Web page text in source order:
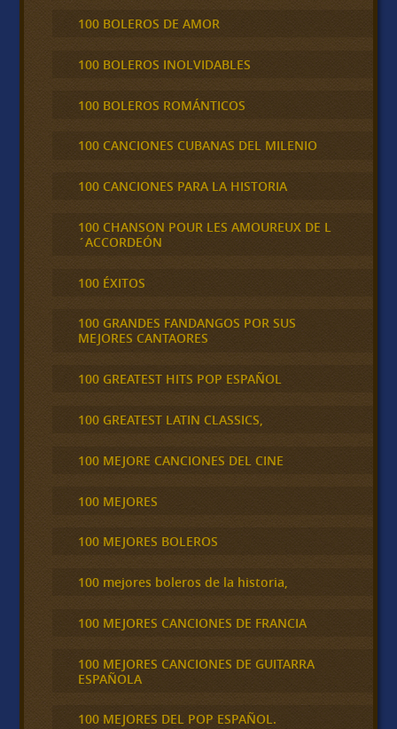
100 BOLEROS DE AMOR
100 BOLEROS INOLVIDABLES
100 BOLEROS ROMÁNTICOS
100 CANCIONES CUBANAS DEL MILENIO
100 CANCIONES PARA LA HISTORIA
100 CHANSON POUR LES AMOUREUX DE L
´ACCORDEÓN
100 ÉXITOS
100 GRANDES FANDANGOS POR SUS
MEJORES CANTAORES
100 GREATEST HITS POP ESPAÑOL
100 GREATEST LATIN CLASSICS,
100 MEJORE CANCIONES DEL CINE
100 MEJORES
100 MEJORES BOLEROS
100 mejores boleros de la historia,
100 MEJORES CANCIONES DE FRANCIA
100 MEJORES CANCIONES DE GUITARRA
ESPAÑOLA
100 MEJORES DEL POP ESPAÑOL.